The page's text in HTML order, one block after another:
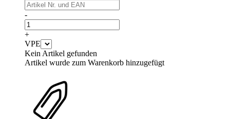
-
+
VPE
Kein Artikel gefunden
Artikel wurde zum Warenkorb hinzugefügt